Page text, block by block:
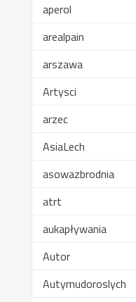
aperol
arealpain
arszawa
Artysci
arzec
AsiaLech
asowazbrodnia
atrt
aukapływania
Autor
Autymudoroslych